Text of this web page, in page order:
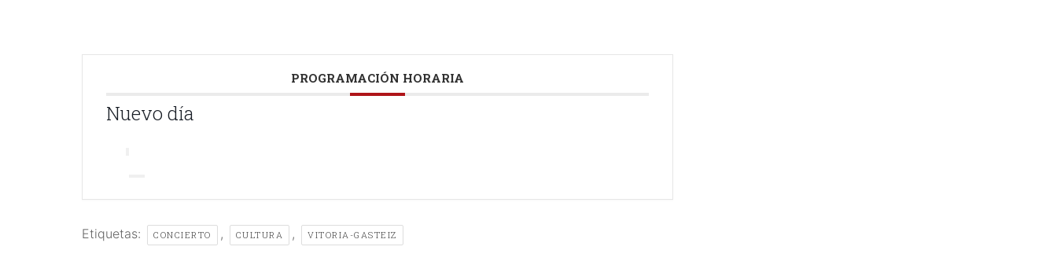
PROGRAMACIÓN HORARIA
Nuevo día
Etiquetas: CONCIERTO , CULTURA , VITORIA-GASTEIZ